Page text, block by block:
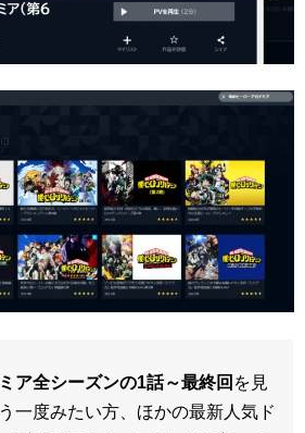
ア全シーズンの1話～最終回 を見
一度みたい方、ほかの最新人気ド